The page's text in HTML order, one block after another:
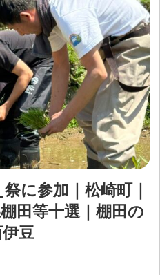
に参加｜松崎町｜
田等十選｜棚田の
豆